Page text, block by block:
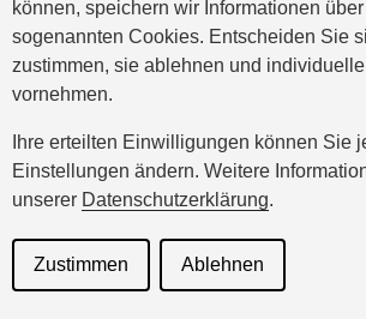
können, speichern wir Informationen
sogenannten Cookies. Entscheiden Sie
zustimmen, sie ablehnen und
vornehmen.
Ihre erteilten Einwilligungen können Sie
Einstellungen ändern. Weitere
unserer Datenschutzerklärung.
Zustimmen Ablehnen
Zurzeit
keine